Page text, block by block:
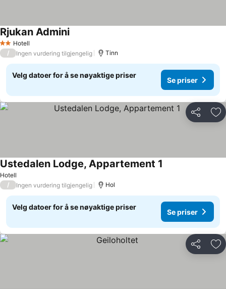
2 Stjerner
Hotell
Rjukan Admini
/ Ingen vurdering tilgjengelig Tinn
Velg datoer for å se nøyaktige priser
Se priser
Del
Hotell
Ustedalen Lodge, Appartement 1
/ Ingen vurdering tilgjengelig Hol
Velg datoer for å se nøyaktige priser
Se priser
Del